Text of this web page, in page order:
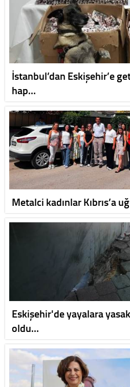
İstanbul’dan Eskişehir’e
hap…
Metalci kadınlar Kıbrıs’a
Eskişehir'de yayalara
oldu…